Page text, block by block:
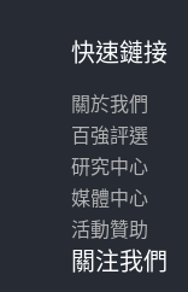
快速鏈接
關於我們
百強評選
研究中心
媒體中心
活動贊助
關注我們